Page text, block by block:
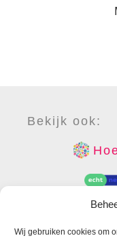
Wij gebruiken cookies om
Bekijk ook: